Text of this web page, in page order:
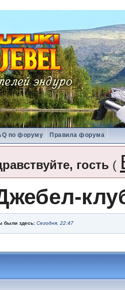
по форуму Правила форума
гость (
были здесь: Сегодня, 22:47